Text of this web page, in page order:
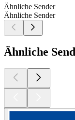
Ähnliche Sender
Ähnliche Sender
Ähnliche